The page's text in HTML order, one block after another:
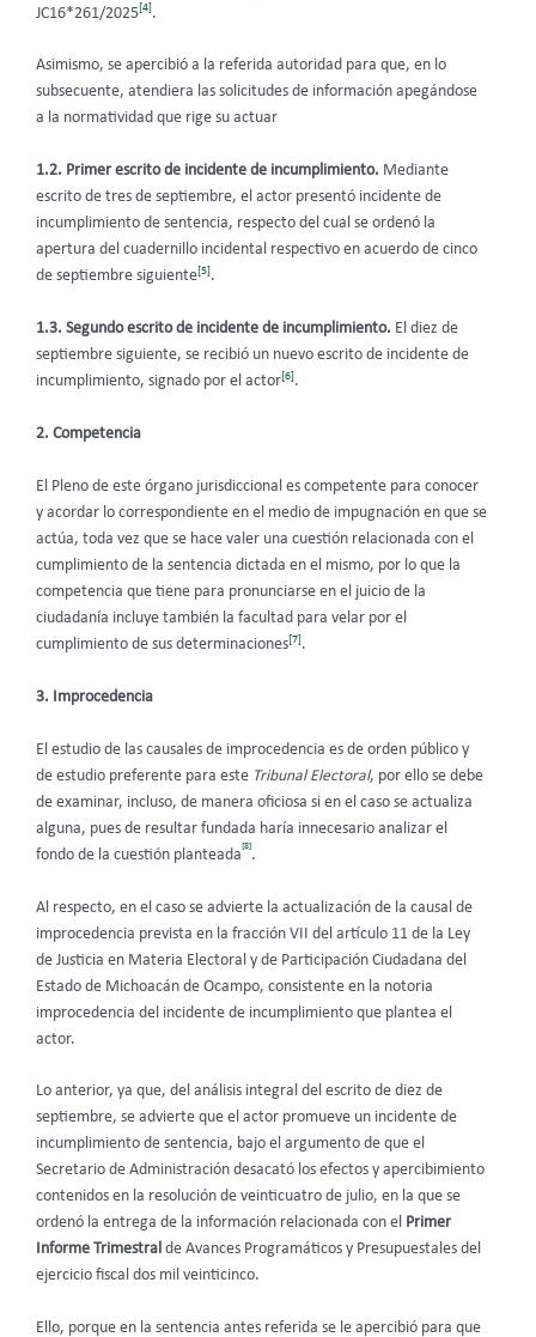
JC16*261/2025 [4] .
Asimismo, se apercibió a la referida autoridad para que, en lo
subsecuente, atendiera las solicitudes de información apegándose
a la normatividad que rige su actuar
1.2. Primer escrito de incidente de incumplimiento. Mediante
escrito de tres de septiembre, el actor presentó incidente de
incumplimiento de sentencia, respecto del cual se ordenó la
apertura del cuadernillo incidental respectivo en acuerdo de cinco
de septiembre siguiente[5].
1.3. Segundo escrito de incidente de incumplimiento. El diez de
septiembre siguiente, se recibió un nuevo escrito de incidente de
incumplimiento, signado por el actor[6].
2. Competencia
El Pleno de este órgano jurisdiccional es competente para conocer
y acordar lo correspondiente en el medio de impugnación en que se
actúa, toda vez que se hace valer una cuestión relacionada con el
cumplimiento de la sentencia dictada en el mismo, por lo que la
competencia que tiene para pronunciarse en el juicio de la
ciudadanía incluye también la facultad para velar por el
cumplimiento de sus determinaciones[7].
3. Improcedencia
El estudio de las causales de improcedencia es de orden público y
de estudio preferente para este Tribunal Electoral, por ello se debe
de examinar, incluso, de manera oficiosa si en el caso se actualiza
alguna, pues de resultar fundada haría innecesario analizar el
fondo de la cuestión planteada
[8]
.
Al respecto, en el caso se advierte la actualización de la causal de
improcedencia prevista en la fracción VII del artículo 11 de la Ley
de Justicia en Materia Electoral y de Participación Ciudadana del
Estado de Michoacán de Ocampo, consistente en la notoria
improcedencia del incidente de incumplimiento que plantea el
actor.
Lo anterior, ya que, del análisis integral del escrito de diez de
septiembre, se advierte que el actor promueve un incidente de
incumplimiento de sentencia, bajo el argumento de que el
Secretario de Administración desacató los efectos y apercibimiento
contenidos en la resolución de veinticuatro de julio, en la que se
ordenó la entrega de la información relacionada con el
Primer
Informe Trimestral de Avances Programáticos y Presupuestales del
ejercicio fiscal dos mil veinticinco.
Ello, porque en la sentencia antes referida se le apercibió para que